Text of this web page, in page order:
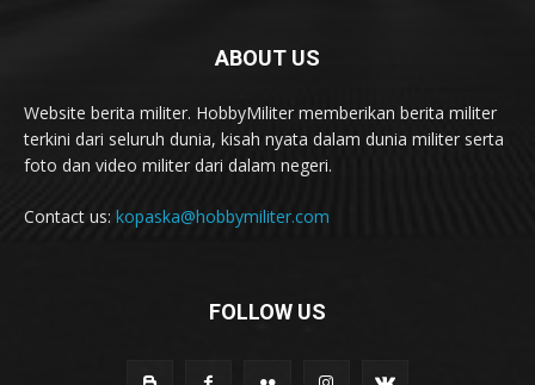
ABOUT US
Website berita militer. HobbyMiliter memberikan berita militer
terkini dari seluruh dunia, kisah nyata dalam dunia militer serta
foto dan video militer dari dalam negeri.
Contact us: kopaska@hobbymiliter.com
FOLLOW US